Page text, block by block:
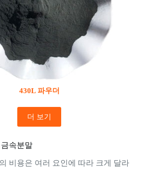
430L 파우더
더 보기
속분말
비용은 여러 요인에 따라 크게 달라